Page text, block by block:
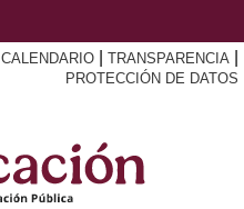
CALENDARIO TRANSPARENCIA
PROTECCIÓN DE DATOS